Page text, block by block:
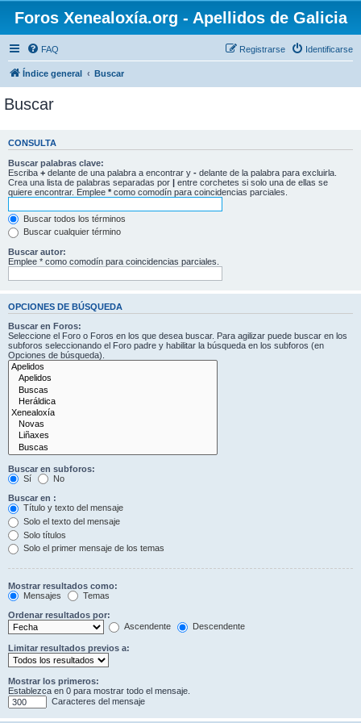
Foros Xenealoxía.org - Apellidos de Galicia
FAQ Identificarse
Registrarse
Índice general Buscar
Buscar
CONSULTA
Buscar palabras clave:
Escriba + delante de una palabra a encontrar y - delante de la palabra para excluirla.
Crea una lista de palabras separadas por | entre corchetes si solo una de ellas se
quiere encontrar. Emplee * como comodín para coincidencias parciales.
Buscar todos los términos
Buscar cualquier término
Buscar autor:
Emplee * como comodín para coincidencias parciales.
OPCIONES DE BÚSQUEDA
Buscar en Foros:
Seleccione el Foro o Foros en los que desea buscar. Para agilizar puede buscar en los
subforos seleccionando el Foro padre y habilitar la búsqueda en los subforos (en
Opciones de búsqueda).
Buscar en subforos:
Sí
No
Buscar en :
Título y texto del mensaje
Solo el texto del mensaje
Solo títulos
Solo el primer mensaje de los temas
Mostrar resultados como:
Mensajes
Temas
Ordenar resultados por:
Ascendente
Descendente
Limitar resultados previos a:
Mostrar los primeros:
Establezca en 0 para mostrar todo el mensaje.
Caracteres del mensaje